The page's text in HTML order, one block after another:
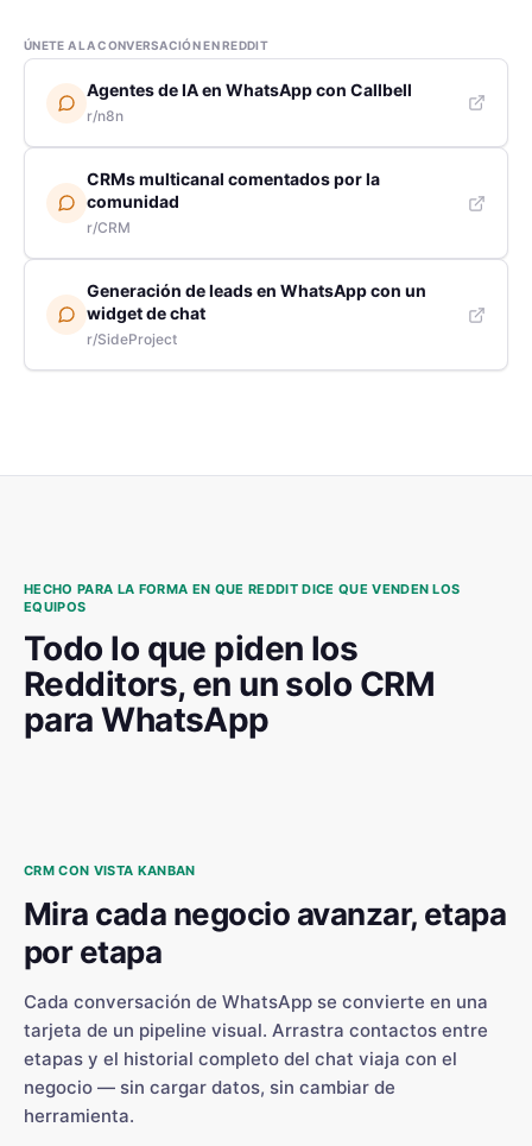
ÚNETE A LA CONVERSACIÓN EN REDDIT
Agentes de IA en WhatsApp con Callbell
r/n8n
CRMs multicanal comentados por la
comunidad
r/CRM
Generación de leads en WhatsApp con un
widget de chat
r/SideProject
HECHO PARA LA FORMA EN QUE REDDIT DICE QUE VENDEN LOS
EQUIPOS
Todo lo que piden los
Redditors, en un solo CRM
para WhatsApp
CRM CON VISTA KANBAN
Mira cada negocio avanzar, etapa
por etapa
Cada conversación de WhatsApp se convierte en una
tarjeta de un pipeline visual. Arrastra contactos entre
etapas y el historial completo del chat viaja con el
negocio — sin cargar datos, sin cambiar de
herramienta.